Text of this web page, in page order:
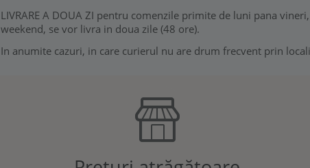
LIVRARE A DOUA ZI pentru comenzile primite de luni pana
weekend, se vor livra in doua zile (48 ore).
In anumite cazuri, in care curierul nu are drum frecvent prin